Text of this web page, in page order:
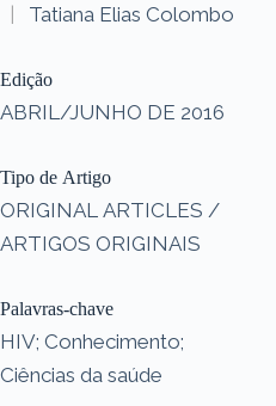
|
Tatiana Elias Colombo
Edição
ABRIL/JUNHO DE 2016
Tipo de Artigo
ORIGINAL ARTICLES /
ARTIGOS ORIGINAIS
Palavras-chave
HIV; Conhecimento;
Ciências da saúde